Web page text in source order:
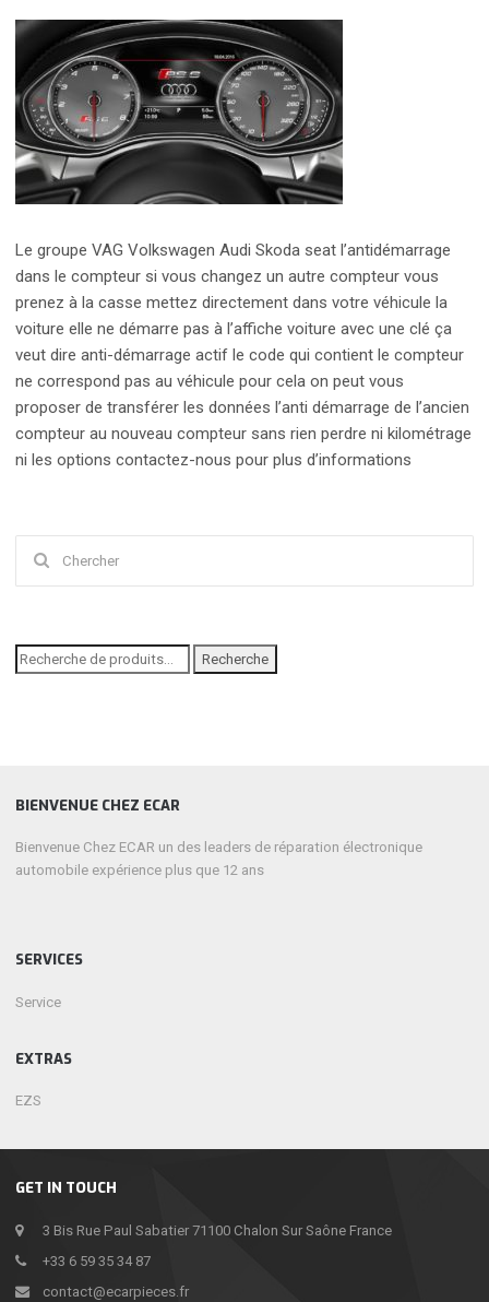
Le groupe VAG Volkswagen Audi Skoda seat l’antidémarrage
dans le compteur si vous changez un autre compteur vous
prenez à la casse mettez directement dans votre véhicule la
voiture elle ne démarre pas à l’affiche voiture avec une clé ça
veut dire anti-démarrage actif le code qui contient le compteur
ne correspond pas au véhicule pour cela on peut vous
proposer de transférer les données l’anti démarrage de l’ancien
compteur au nouveau compteur sans rien perdre ni kilométrage
ni les options contactez-nous pour plus d’informations
Recherche
pour :
Recherche
GET IN TOUCH
3 Bis Rue Paul Sabatier 71100 Chalon Sur Saône France
+33 6 59 35 34 87
contact@ecarpieces.fr
BIENVENUE CHEZ ECAR
Bienvenue Chez ECAR un des leaders de réparation électronique
automobile expérience plus que 12 ans
SERVICES
Service
EXTRAS
EZS